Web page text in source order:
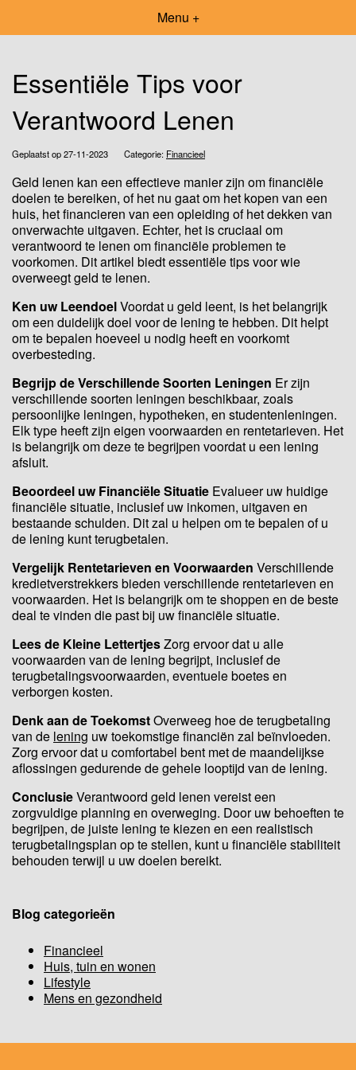
Menu +
Essentiële Tips voor
Verantwoord Lenen
Geplaatst op 27-11-2023 Categorie: Financieel
Geld lenen kan een effectieve manier zijn om financiële
doelen te bereiken, of het nu gaat om het kopen van een
huis, het financieren van een opleiding of het dekken van
onverwachte uitgaven. Echter, het is cruciaal om
verantwoord te lenen om financiële problemen te
voorkomen. Dit artikel biedt essentiële tips voor wie
overweegt geld te lenen.
Ken uw LeendoelVoordat u geld leent, is het belangrijk
om een duidelijk doel voor de lening te hebben. Dit helpt
om te bepalen hoeveel u nodig heeft en voorkomt
overbesteding.
Begrijp de Verschillende Soorten Leningen Er zijn
verschillende soorten leningen beschikbaar, zoals
persoonlijke leningen, hypotheken, en studentenleningen.
Elk type heeft zijn eigen voorwaarden en rentetarieven. Het
is belangrijk om deze te begrijpen voordat u een lening
afsluit.
Beoordeel uw Financiële Situatie Evalueer uw huidige
financiële situatie, inclusief uw inkomen, uitgaven en
bestaande schulden. Dit zal u helpen om te bepalen of u
de lening kunt terugbetalen.
Vergelijk Rentetarieven en Voorwaarden Verschillende
kredietverstrekkers bieden verschillende rentetarieven en
voorwaarden. Het is belangrijk om te shoppen en de beste
deal te vinden die past bij uw financiële situatie.
Lees de Kleine LettertjesZorg ervoor dat u alle
voorwaarden van de lening begrijpt, inclusief de
terugbetalingsvoorwaarden, eventuele boetes en
verborgen kosten.
Denk aan de ToekomstOverweeg hoe de terugbetaling
van de lening uw toekomstige financiën zal beïnvloeden.
Zorg ervoor dat u comfortabel bent met de maandelijkse
aflossingen gedurende de gehele looptijd van de lening.
ConclusieVerantwoord geld lenen vereist een
zorgvuldige planning en overweging. Door uw behoeften te
begrijpen, de juiste lening te kiezen en een realistisch
terugbetalingsplan op te stellen, kunt u financiële stabiliteit
behouden terwijl u uw doelen bereikt.
Blog categorieën
Financieel
Huis, tuin en wonen
Lifestyle
Mens en gezondheid